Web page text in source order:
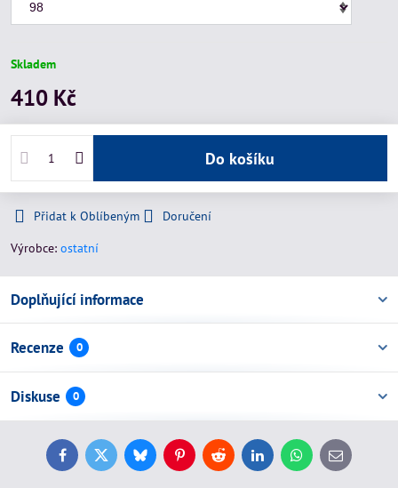
Skladem
410 Kč
Do košíku
Přidat k Oblíbeným
Doručení
Výrobce: ostatní
Doplňující informace
Recenze 0
Diskuse 0
FacebookTwitterBlueskyPinterestReddit LinkedInWhatsApp
E-
mail